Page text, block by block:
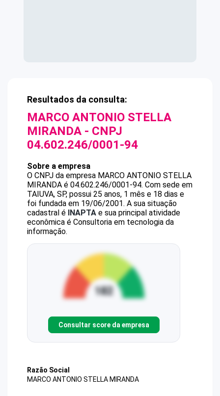
Resultados da consulta:
MARCO ANTONIO STELLA
MIRANDA - CNPJ
04.602.246/0001-94
Sobre a empresa
O CNPJ da empresa MARCO ANTONIO STELLA
MIRANDA é 04.602.246/0001-94. Com sede em
TAIUVA, SP, possui 25 anos, 1 mês e 18 dias e
foi fundada em 19/06/2001. A sua situação
cadastral é INAPTA e sua principal atividade
econômica é Consultoria em tecnologia da
informação.
Consultar score da empresa
Razão Social
MARCO ANTONIO STELLA MIRANDA